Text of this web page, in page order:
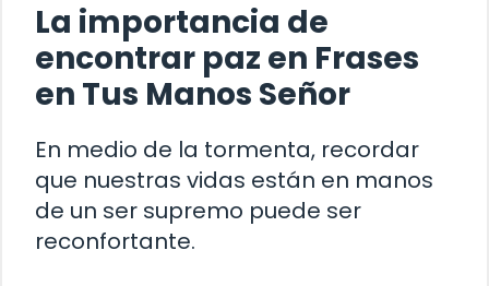
La importancia de
encontrar paz en Frases
en Tus Manos Señor
En medio de la tormenta, recordar
que nuestras vidas están en manos
de un ser supremo puede ser
reconfortante.